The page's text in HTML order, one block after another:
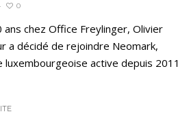
· 0
ans chez Office Freylinger, Olivier
a décidé de rejoindre Neomark,
luxembourgeoise active depuis 2011